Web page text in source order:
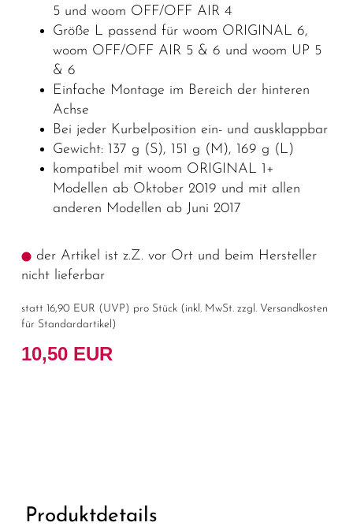
5 und woom OFF/OFF AIR 4
Größe L passend für woom ORIGINAL 6,
woom OFF/OFF AIR 5 & 6 und woom UP 5
& 6
Einfache Montage im Bereich der hinteren
Achse
Bei jeder Kurbelposition ein- und ausklappbar
Gewicht: 137 g (S), 151 g (M), 169 g (L)
kompatibel mit woom ORIGINAL 1+
Modellen ab Oktober 2019 und mit allen
anderen Modellen ab Juni 2017
der Artikel ist z.Z. vor Ort und beim Hersteller
nicht lieferbar
statt 16,90 EUR (UVP) pro Stück (inkl. MwSt. zzgl. Versandkosten
für Standardartikel )
10,50 EUR
Produktdetails